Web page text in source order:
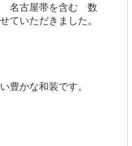
名古屋帯を含む 数
ていただきました。
豊かな和装です。